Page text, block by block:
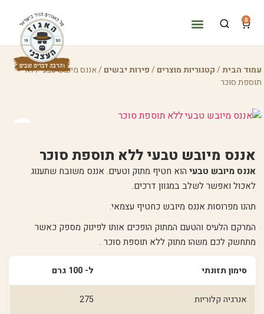
0
עמוד הבית/קטגוריות מוצרים/פירות יבשים/ אננס מיובש טבעי ללא
תוספת סוכר
אננס מיובש טבעי ללא תוספת סוכר
אננס מיובש טבעיהוא חטיף מתוק וטעים. אננס משובח שתענוג
לאכול ואפשר לשלב במגוון דרכים.
תהנו מפרוסות אננס מיובש כחטיף עצמאי.
המרקם הלעיס והטעם המתוק הופכים אותו לפינוק מספק כאשר
מתחשק לכם משהו מתוק ללא תוספת סוכר .
סימון תזונתי ל- 100 גרם
אנרגיה קלוריות 275